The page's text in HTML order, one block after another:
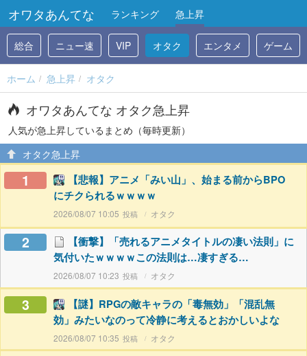
オワタあんてな ランキング 急上昇
総合 ニュー速 VIP オタク エンタメ ゲーム
ホーム 急上昇 オタク
オワタあんてな オタク急上昇
人気が急上昇しているまとめ（毎時更新）
オタク急上昇
1
【悲報】アニメ「みい山」、始まる前からBPO
にチクられるｗｗｗｗ
2026/08/07 10:05 オタク
2
【衝撃】「売れるアニメタイトルの凄い法則」に
気付いたｗｗｗｗこの法則は…凄すぎる…
2026/08/07 10:23 オタク
3
【謎】RPGの敵キャラの「毒無効」「混乱無
効」みたいなのって冷静に考えるとおかしいよな
2026/08/07 10:35 オタク